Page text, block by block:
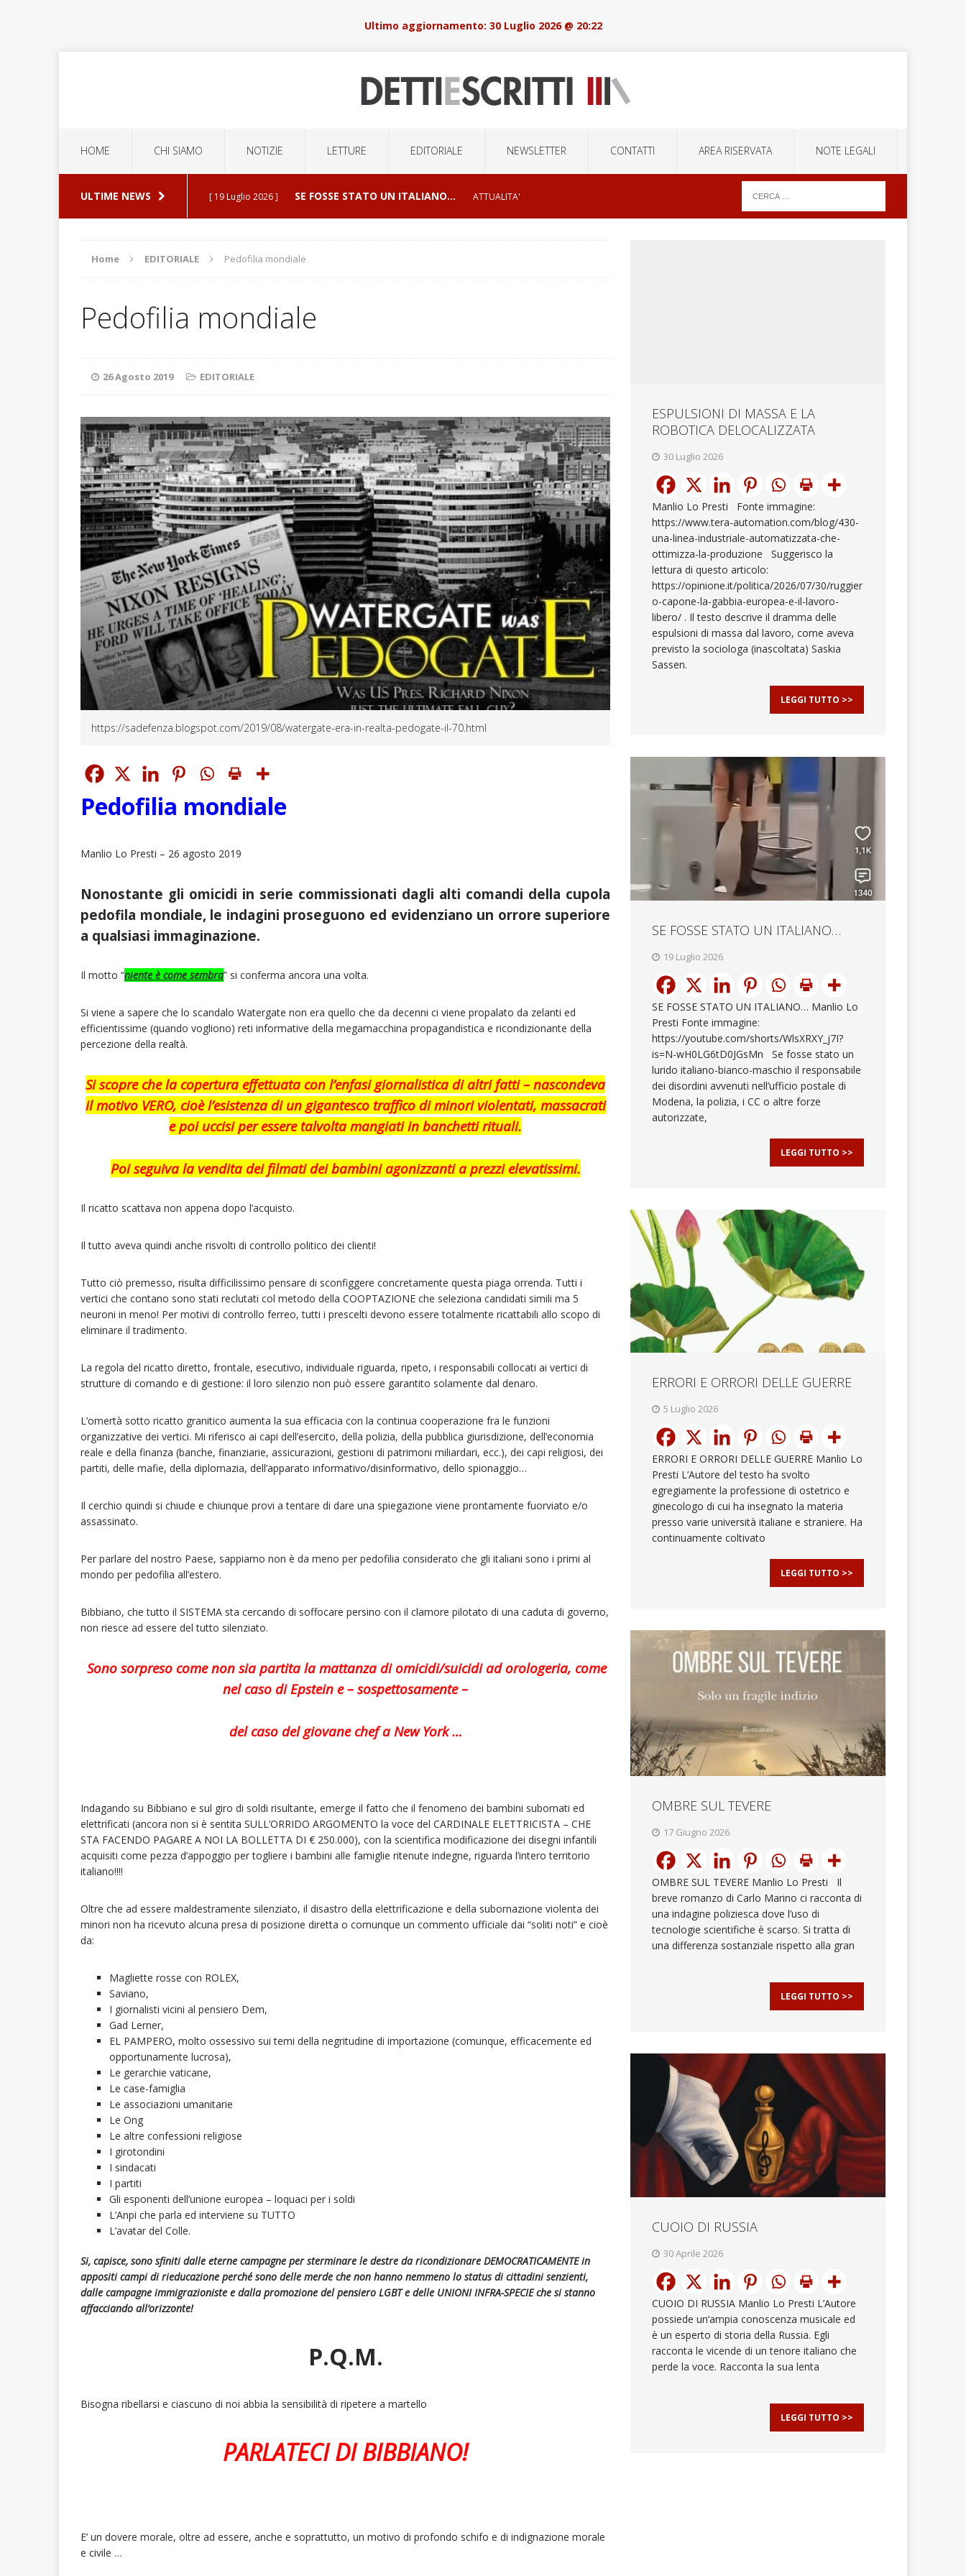
30 Luglio 2026 @ 20:22
HOME CHI SIAMO NOTIZIE LETTURE EDITORIALE NEWSLETTER CONTATTI AREA RISERVATA NOTE LEGALI
ULTIME NEWS [ 19 Luglio 2026 ] SE FOSSE STATO UN ITALIANO… ATTUALITA'
[ 5 Luglio 2026 ] ERRORI E ORRORI DELLE GUERRE CONFLITTI GEOPOLITICI
ATTUALITA'
Home EDITORIALE Pedofilia mondiale
Pedofilia mondiale
26 Agosto 2019 EDITORIALE
https://sadefenza.blogspot.com/2019/08/watergate-era-in-realta-pedogate-il-70.html
Pedofilia mondiale
Manlio Lo Presti – 26 agosto 2019
Nonostante gli omicidi in serie commissionati dagli alti comandi della cupola
pedofila mondiale, le indagini proseguono ed evidenziano un orrore superiore
a qualsiasi immaginazione.
Il motto “niente è come sembra” si conferma ancora una volta.
Si viene a sapere che lo scandalo Watergate non era quello che da decenni ci viene propalato da zelanti ed
efficientissime (quando vogliono) reti informative della megamacchina propagandistica e ricondizionante della
percezione della realtà.
Si scopre che la copertura effettuata con l’enfasi giornalistica di altri fatti – nascondeva
il motivo VERO, cioè l’esistenza di un gigantesco traffico di minori violentati, massacrati
e poi uccisi per essere talvolta mangiati in banchetti rituali.
Poi seguiva la vendita dei filmati dei bambini agonizzanti a prezzi elevatissimi.
Il ricatto scattava non appena dopo l’acquisto.
Il tutto aveva quindi anche risvolti di controllo politico dei clienti!
Tutto ciò premesso, risulta difficilissimo pensare di sconfiggere concretamente questa piaga orrenda. Tutti i
vertici che contano sono stati reclutati col metodo della COOPTAZIONE che seleziona candidati simili ma 5
neuroni in meno! Per motivi di controllo ferreo, tutti i prescelti devono essere totalmente ricattabili allo scopo di
eliminare il tradimento.
La regola del ricatto diretto, frontale, esecutivo, individuale riguarda, ripeto, i responsabili collocati ai vertici di
strutture di comando e di gestione: il loro silenzio non può essere garantito solamente dal denaro.
L’omertà sotto ricatto granitico aumenta la sua efficacia con la continua cooperazione fra le funzioni
organizzative dei vertici. Mi riferisco ai capi dell’esercito, della polizia, della pubblica giurisdizione, dell’economia
reale e della finanza (banche, finanziarie, assicurazioni, gestioni di patrimoni miliardari, ecc.), dei capi religiosi, dei
partiti, delle mafie, della diplomazia, dell’apparato informativo/disinformativo, dello spionaggio…
Il cerchio quindi si chiude e chiunque provi a tentare di dare una spiegazione viene prontamente fuorviato e/o
assassinato.
Per parlare del nostro Paese, sappiamo non è da meno per pedofilia considerato che gli italiani sono i primi al
mondo per pedofilia all’estero.
Bibbiano, che tutto il SISTEMA sta cercando di soffocare persino con il clamore pilotato di una caduta di governo,
non riesce ad essere del tutto silenziato.
Sono sorpreso come non sia partita la mattanza di omicidi/suicidi ad orologeria, come
nel caso di Epstein e – sospettosamente –
del caso del giovane chef a New York …
Indagando su Bibbiano e sul giro di soldi risultante, emerge il fatto che il fenomeno dei bambini subornati ed
elettrificati (ancora non si è sentita SULL’ORRIDO ARGOMENTO la voce del CARDINALE ELETTRICISTA – CHE
STA FACENDO PAGARE A NOI LA BOLLETTA DI € 250.000), con la scientifica modificazione dei disegni infantili
acquisiti come pezza d’appoggio per togliere i bambini alle famiglie ritenute indegne, riguarda l’intero territorio
italiano!!!!
Oltre che ad essere maldestramente silenziato, il disastro della elettrificazione e della subornazione violenta dei
minori non ha ricevuto alcuna presa di posizione diretta o comunque un commento ufficiale dai “soliti noti” e cioè
da:
Magliette rosse con ROLEX,
Saviano,
I giornalisti vicini al pensiero Dem,
Gad Lerner,
EL PAMPERO, molto ossessivo sui temi della negritudine di importazione (comunque, efficacemente ed
opportunamente lucrosa),
Le gerarchie vaticane,
Le case-famiglia
Le associazioni umanitarie
Le Ong
Le altre confessioni religiose
I girotondini
I sindacati
I partiti
Gli esponenti dell’unione europea – loquaci per i soldi
L’Anpi che parla ed interviene su TUTTO
L’avatar del Colle.
Si, capisce, sono sfiniti dalle eterne campagne per sterminare le destre da ricondizionare DEMOCRATICAMENTE in
appositi campi di rieducazione perché sono delle merde che non hanno nemmeno lo status di cittadini senzienti,
dalle campagne immigrazioniste e dalla promozione del pensiero LGBT e delle UNIONI INFRA-SPECIE che si stanno
affacciando all’orizzonte!
P.Q.M.
Bisogna ribellarsi e ciascuno di noi abbia la sensibilità di ripetere a martello
PARLATECI DI BIBBIANO!
E’ un dovere morale, oltre ad essere, anche e soprattutto, un motivo di profondo schifo e di indignazione morale
e civile …
ESPULSIONI DI MASSA E LA
ROBOTICA DELOCALIZZATA
30 Luglio 2026
Manlio Lo Presti Fonte immagine:
https://www.tera-automation.com/blog/430-
una-linea-industriale-automatizzata-che-
ottimizza-la-produzione Suggerisco la
lettura di questo articolo:
https://opinione.it/politica/2026/07/30/ruggier
o-capone-la-gabbia-europea-e-il-lavoro-
libero/ . Il testo descrive il dramma delle
espulsioni di massa dal lavoro, come aveva
previsto la sociologa (inascoltata) Saskia
Sassen.
LEGGI TUTTO >>
SE FOSSE STATO UN ITALIANO…
19 Luglio 2026
SE FOSSE STATO UN ITALIANO… Manlio Lo
Presti Fonte immagine:
https://youtube.com/shorts/WlsXRXY_j7I?
is=N-wH0LG6tD0JGsMn Se fosse stato un
lurido italiano-bianco-maschio il responsabile
dei disordini avvenuti nell’ufficio postale di
Modena, la polizia, i CC o altre forze
autorizzate,
LEGGI TUTTO >>
ERRORI E ORRORI DELLE GUERRE
5 Luglio 2026
ERRORI E ORRORI DELLE GUERRE Manlio Lo
Presti L’Autore del testo ha svolto
egregiamente la professione di ostetrico e
ginecologo di cui ha insegnato la materia
presso varie università italiane e straniere. Ha
continuamente coltivato
LEGGI TUTTO >>
OMBRE SUL TEVERE
17 Giugno 2026
OMBRE SUL TEVERE Manlio Lo Presti Il
breve romanzo di Carlo Marino ci racconta di
una indagine poliziesca dove l’uso di
tecnologie scientifiche è scarso. Si tratta di
una differenza sostanziale rispetto alla gran
LEGGI TUTTO >>
CUOIO DI RUSSIA
30 Aprile 2026
CUOIO DI RUSSIA Manlio Lo Presti L’Autore
possiede un’ampia conoscenza musicale ed
è un esperto di storia della Russia. Egli
racconta le vicende di un tenore italiano che
perde la voce. Racconta la sua lenta
LEGGI TUTTO >>